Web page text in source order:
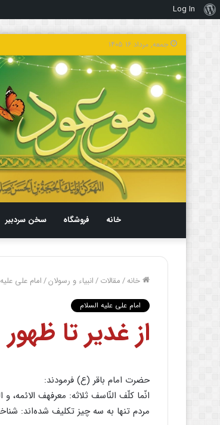
درباره
وردپرس
Log In
جمعه, مرداد ۱۶ ۱۴۰۵
خانه فروشگاه سخن سردبیر
خانه/مقالات/انبیاء و رسولان/امام علی
امام علی علیه السلام
از غدیر تا ظهور
حضرت امام باقر (ع) فرمودند:
انّما کلّف النّاسف ثلاثه: معرفهف الائمه، و
مردم تنها به سه چیز تکلیف شده‏‌ا‌ند: